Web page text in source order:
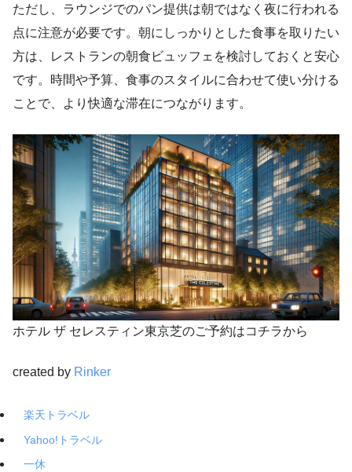
ただし、ラウンジでのパン提供は朝ではなく夜に行われる
点に注意が必要です。朝にしっかりとした食事を取りたい
方は、レストランの朝食ビュッフェを検討しておくと安心
です。時間や予算、食事のスタイルに合わせて使い分ける
ことで、より快適な滞在につながります。
ホテル ザ セレスティン東京芝のご予約はコチラから
created by Rinker
楽天トラベル
Yahoo!トラベル
一休